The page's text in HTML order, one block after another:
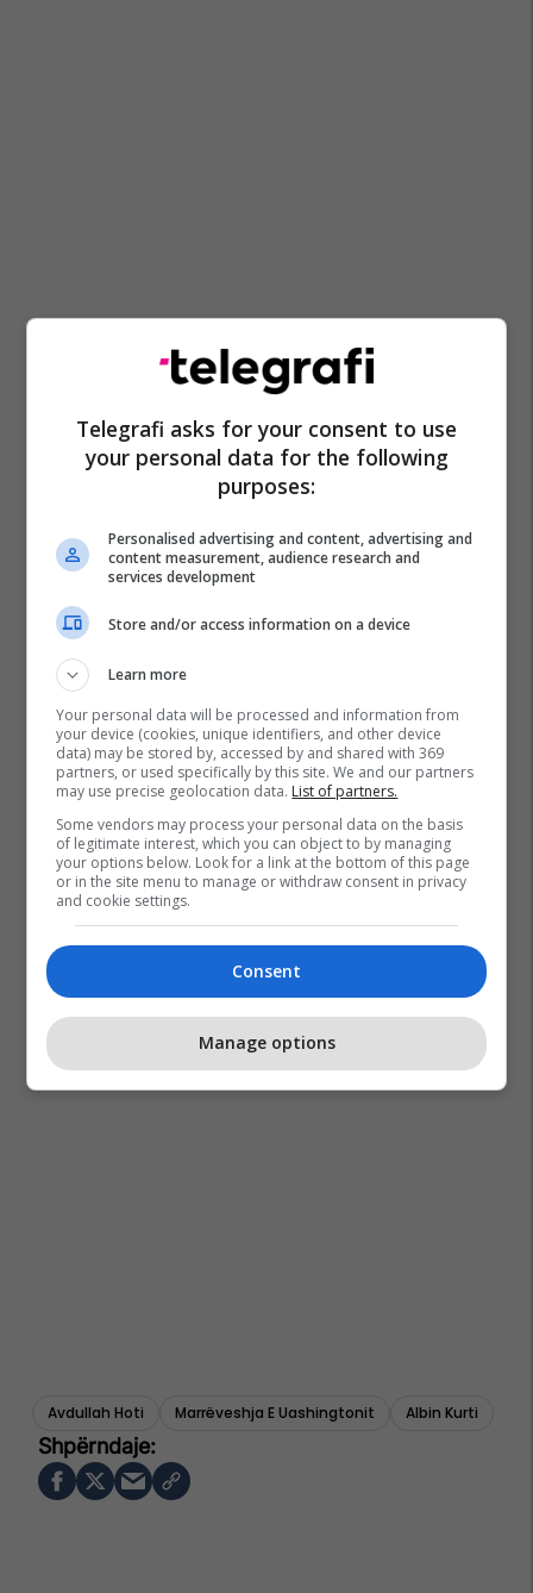
Avdullah Hoti Marrëveshja E Uashingtonit Albin Kurti
Telegrafi asks for your consent to use
your personal data for the following
purposes:
Personalised advertising and content, advertising and
content measurement, audience research and
services development
Store and/or access information on a device
Learn more
Your personal data will be processed and information from
your device (cookies, unique identifiers, and other device
data) may be stored by, accessed by and shared with 369
partners, or used specifically by this site. We and our partners
may use precise geolocation data. List of partners.
Some vendors may process your personal data on the basis
of legitimate interest, which you can object to by managing
your options below. Look for a link at the bottom of this page
or in the site menu to manage or withdraw consent in privacy
and cookie settings.
Consent
Manage options